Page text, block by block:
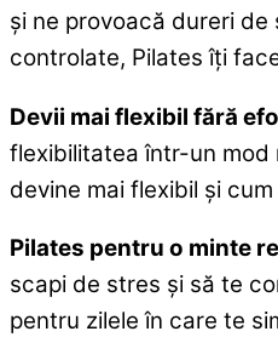
și ne provoacă dureri
controlate, Pilates îți
Devii mai flexibil fără
flexibilitatea într-un mod
devine mai flexibil și
Pilates pentru o minte
scapi de stres și să te
pentru zilele în care te